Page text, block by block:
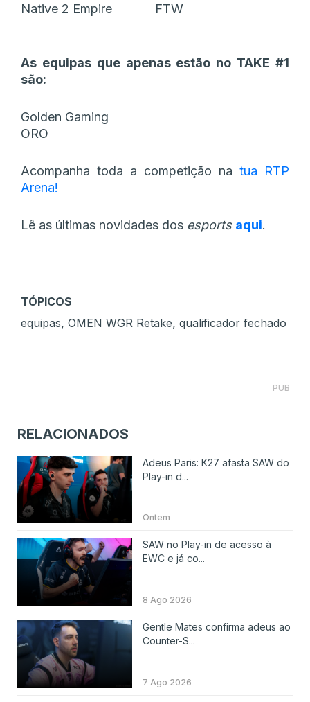
Native 2 Empire
FTW
As equipas que apenas estão no TAKE #1
são:
Golden Gaming
ORO
Acompanha toda a competição na tua RTP
Arena!
Lê as últimas novidades dos esports aqui.
TÓPICOS
equipas, OMEN WGR Retake, qualificador fechado
PUB
RELACIONADOS
Adeus Paris: K27 afasta SAW do
Play-in d...
Ontem
SAW no Play-in de acesso à
EWC e já co...
8 Ago 2026
Gentle Mates confirma adeus ao
Counter-S...
7 Ago 2026